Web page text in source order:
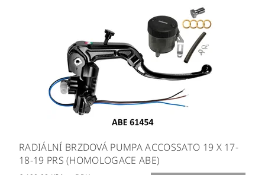
RADIÁLNÍ BRZDOVÁ PUMPA ACCOSSATO 19 X 17-
18-19 PRS (HOMOLOGACE ABE)